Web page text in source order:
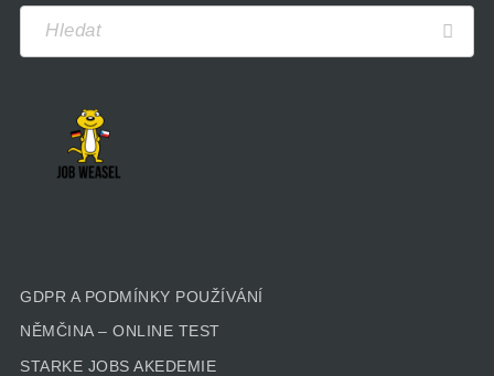
GDPR A PODMÍNKY POUŽÍVÁNÍ
NĚMČINA – ONLINE TEST
STARKE JOBS AKEDEMIE